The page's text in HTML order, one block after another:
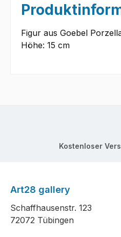
Figur aus Goebel
Höhe: 15 cm
Kostenloser
Art28 gallery
Schaffhausenstr. 123
72072 Tübingen